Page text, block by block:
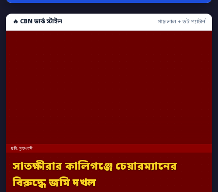
🔥 CBN ডার্ক স্টাইল গাঢ় লাল + ডট প্যাটার্ন
ছবি: মুক্তধ্বনি
সাতক্ষীরার কালিগঞ্জে চেয়ারম্যানের
বিরুদ্ধে জমি দখল